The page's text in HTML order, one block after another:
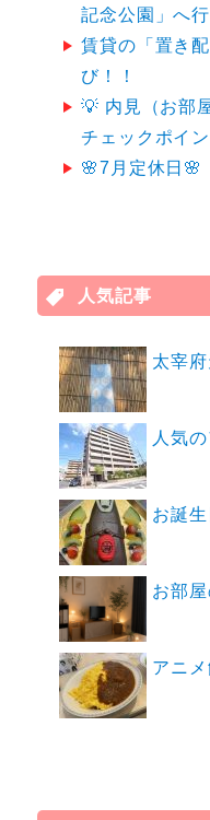
記念公園」へ
賃貸の「置き
び！！
💡 内見（お部
チェックポイン
🌸7月定休日🌸
人気記事
太宰
人気
お誕
お部
アニ